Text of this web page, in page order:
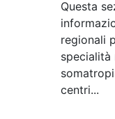
Questa
regionali
specialità
centri...